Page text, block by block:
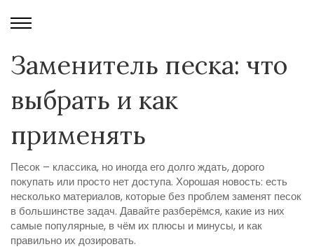
Заменитель песка: что
выбрать и как
применять
Песок – классика, но иногда его долго ждать, дорого
покупать или просто нет доступа. Хорошая новость: есть
несколько материалов, которые без проблем заменят песок
в большинстве задач. Давайте разберёмся, какие из них
самые популярные, в чём их плюсы и минусы, и как
правильно их дозировать.